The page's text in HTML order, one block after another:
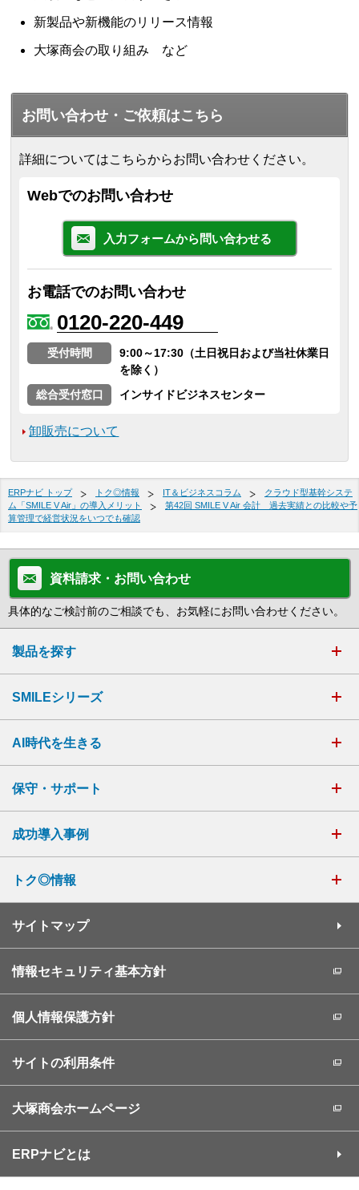
新製品や新機能のリリース情報
大塚商会の取り組み など
お問い合わせ・ご依頼はこちら
詳細についてはこちらからお問い合わせください。
Webでのお問い合わせ
入力フォームから問い合わせる
お電話でのお問い合わせ
0120-220-449
受付時間
9:00～17:30（土日祝日および当社休業日
を除く）
総合受付窓口
インサイドビジネスセンター
卸販売について
ERPナビ トップ トク◎情報 IT＆ビジネスコラム
クラウド型基幹システ
ム「SMILE V Air」の導入メリット
第42回 SMILE V Air 会計 過去実績との比較や予
算管理で経営状況をいつでも確認
資料請求・お問い合わせ
具体的なご検討前のご相談でも、お気軽にお問い合わせください。
製品を探す
SMILEシリーズ
AI時代を生きる
保守・サポート
成功導入事例
トク◎情報
サイトマップ
情報セキュリティ基本方針
個人情報保護方針
サイトの利用条件
大塚商会ホームページ
ERPナビとは